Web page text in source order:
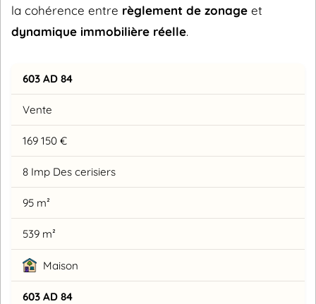
la cohérence entre règlement de zonage et
dynamique immobilière réelle.
603 AD 84
Vente
169 150 €
8 Imp Des cerisiers
95 m²
539 m²
Maison
603 AD 84